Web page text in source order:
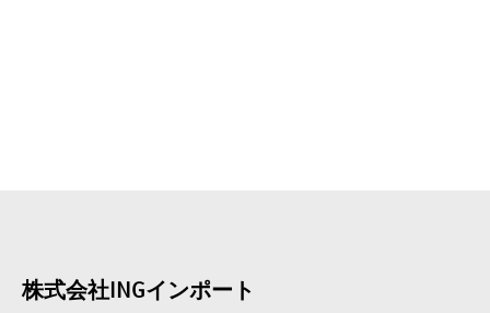
株式会社INGインポート